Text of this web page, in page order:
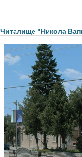
Читалище "Никола